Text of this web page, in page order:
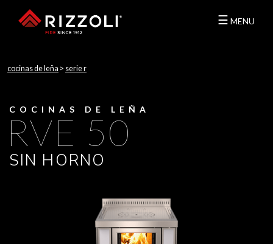
☰ MENU
cocinas de leña > serie r
COCINAS DE LEÑA
RVE 50
SIN HORNO